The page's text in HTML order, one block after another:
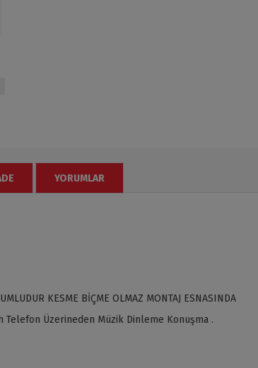
YORUMLAR
KESME BİÇME OLMAZ MONTAJ ESNASINDA
Telefon Üzerineden Müzik Dinleme Konuşma .